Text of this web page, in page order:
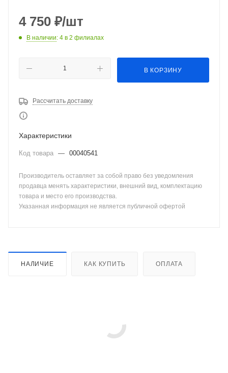
4 750 ₽/шт
В наличии: 4 в 2 филиалах
В КОРЗИНУ
Рассчитать доставку
Характеристики
Код товара — 00040541
Производитель оставляет за собой право без уведомления
продавца менять характеристики, внешний вид, комплектацию
товара и место его производства.
Указанная информация не является публичной офертой
НАЛИЧИЕ КАК КУПИТЬ ОПЛАТА